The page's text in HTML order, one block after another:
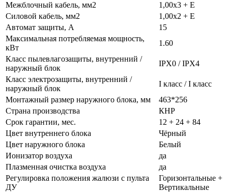
Межблочный кабель, мм2
1,00x3 + E
Силовой кабель, мм2
1,00x2 + E
Автомат защиты, А
15
Максимальная потребляемая мощность,
кВт
1.60
Класс пылевлагозащиты, внутренний /
наружный блок
IPX0 / IPX4
Класс электрозащиты, внутренний /
наружный блок
I класс / I класс
Монтажный размер наружного блока, мм
463*256
Страна производства
КНР
Срок гарантии, мес.
12 + 24 + 84
Цвет внутреннего блока
Чёрный
Цвет наружного блока
Белый
Ионизатор воздуха
да
Плазменная очистка воздуха
да
Регулировка положения жалюзи с пульта
ДУ
Горизонтальные +
Вертикальные